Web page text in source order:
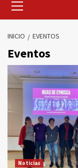
primario
INICIO EVENTOS
Eventos
Noticias